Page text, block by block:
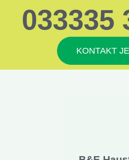
033335
KONTAKT